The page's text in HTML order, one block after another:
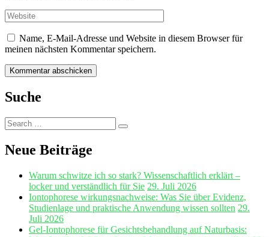
Name, E-Mail-Adresse und Website in diesem Browser für
meinen nächsten Kommentar speichern.
Suche
Search
for:
Search
Neue Beiträge
Warum schwitze ich so stark? Wissenschaftlich erklärt –
locker und verständlich für Sie 29. Juli 2026
Iontophorese wirkungsnachweise: Was Sie über Evidenz,
Studienlage und praktische Anwendung wissen sollten 29.
Juli 2026
Gel‑Iontophorese für Gesichtsbehandlung auf Naturbasis: